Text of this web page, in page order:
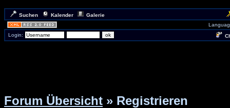
Suchen Kalender
Galerie
Login:
Forum Übersicht » Registrieren